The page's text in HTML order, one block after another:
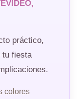
práctico,
tu fiesta
colores